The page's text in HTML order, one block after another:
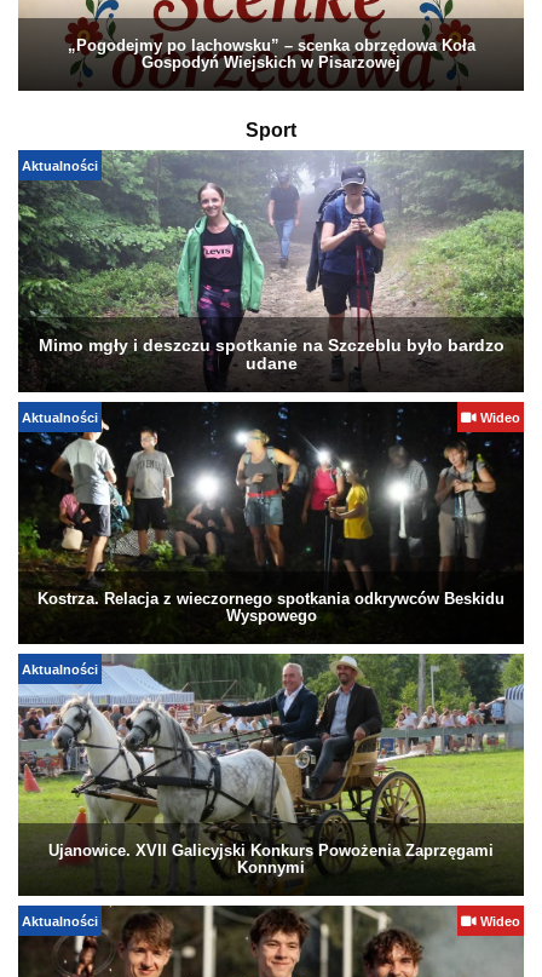
„Pogodejmy po lachowsku” – scenka obrzędowa Koła
Gospodyń Wiejskich w Pisarzowej
Sport
Aktualności
Mimo mgły i deszczu spotkanie na Szczeblu było bardzo
udane
Aktualności Wideo
Kostrza. Relacja z wieczornego spotkania odkrywców Beskidu
Wyspowego
Aktualności
Ujanowice. XVII Galicyjski Konkurs Powożenia Zaprzęgami
Konnymi
Aktualności Wideo